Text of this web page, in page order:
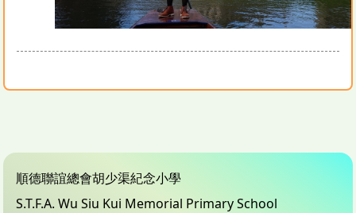
順德聯誼總會胡少渠紀念小學
S.T.F.A. Wu Siu Kui Memorial Primary School